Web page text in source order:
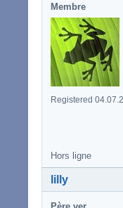
Membre
Registered
Hors ligne
lilly